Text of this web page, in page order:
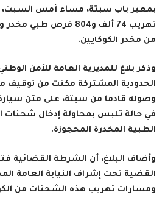
بمعبر باب سبتة، مساء أمس السبت،
من مخدر الكوكايين.
وذكر بلاغ للمديرية العامة للأمن
الحدودية المشتركة مكنت من توقيف
وصوله قادما من سبتة، على متن
في حالة تلبس بمحاولة إدخال شحنات
الطبية المخدرة المحجوزة.
وأضاف البلاغ، أن الشرطة القضائية
القضية تحت إشراف النيابة العامة
ومسارات تهريب هذه الشحنات من